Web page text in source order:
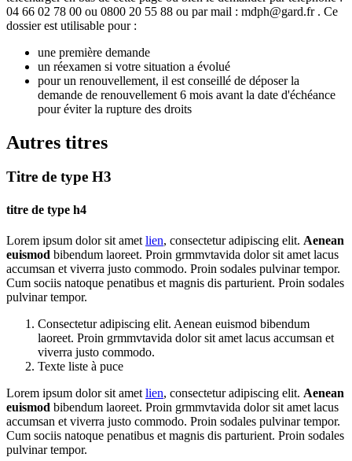
04 66 02 78 00 ou 0800 20 55 88 ou par mail : mdph@gard.fr . Ce
dossier est utilisable pour :
une première demande
un réexamen si votre situation a évolué
pour un renouvellement, il est conseillé de déposer la
demande de renouvellement 6 mois avant la date d'échéance
pour éviter la rupture des droits
Autres titres
Titre de type H3
titre de type h4
Lorem ipsum dolor sit amet lien, consectetur adipiscing elit. Aenean
euismod bibendum laoreet. Proin grmmvtavida dolor sit amet lacus
accumsan et viverra justo commodo. Proin sodales pulvinar tempor.
Cum sociis natoque penatibus et magnis dis parturient. Proin sodales
pulvinar tempor.
Consectetur adipiscing elit. Aenean euismod bibendum
laoreet. Proin grmmvtavida dolor sit amet lacus accumsan et
viverra justo commodo.
Texte liste à puce
Lorem ipsum dolor sit amet lien, consectetur adipiscing elit. Aenean
euismod bibendum laoreet. Proin grmmvtavida dolor sit amet lacus
accumsan et viverra justo commodo. Proin sodales pulvinar tempor.
Cum sociis natoque penatibus et magnis dis parturient. Proin sodales
pulvinar tempor.